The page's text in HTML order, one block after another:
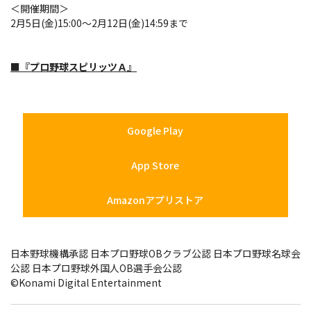
＜開催期間＞
2月5日(金)15:00～2月12日(金)14:59まで
■『プロ野球スピリッツＡ』
Google Play
App Store
Amazonアプリストア
日本野球機構承認 日本プロ野球OBクラブ公認 日本プロ野球名球会
公認 日本プロ野球外国人OB選手会公認
©Konami Digital Entertainment